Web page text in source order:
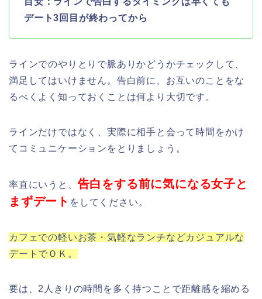
デート3回目が終わってから
ラインでのやりとりで脈ありかどうかチェックして、
満足してはいけません。告白前に、 お互いのことをな
るべくよく知っておくこと は何より大切です。
ラインだけではなく、実際に相手と会って時間をかけ
てコミュニケーションをとりましょう 。
率直にいうと、 告白をする前に気になる女子と
まずデート をしてください。
カフェでの軽いお茶・気軽なランチなどカジュアルな
デートでＯＫ。
要は、2人きりの時間を多く持つことで距離感を縮める